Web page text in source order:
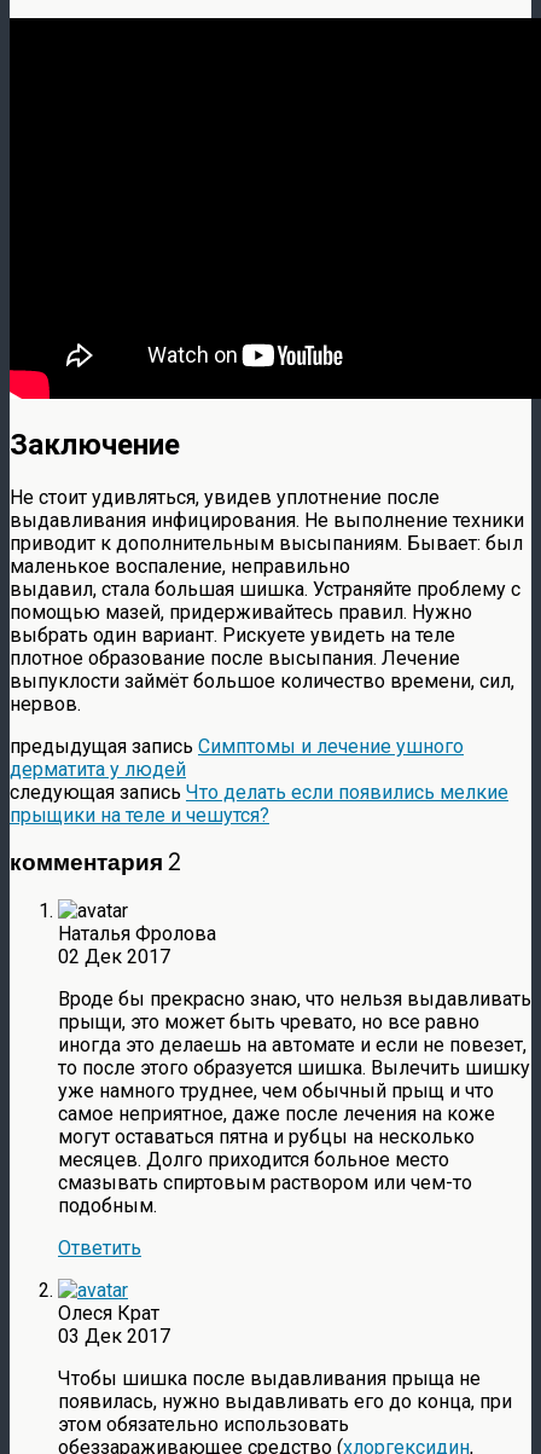
Заключение
Не стоит удивляться, увидев уплотнение после
выдавливания инфицирования. Не выполнение техники
приводит к дополнительным высыпаниям. Бывает: был
маленькое воспаление, неправильно
выдавил, стала большая шишка. Устраняйте проблему с
помощью мазей, придерживайтесь правил. Нужно
выбрать один вариант. Рискуете увидеть на теле
плотное образование после высыпания. Лечение
выпуклости займёт большое количество времени, сил,
нервов.
предыдущая запись Симптомы и лечение ушного
дерматита у людей
следующая запись Что делать если появились мелкие
прыщики на теле и чешутся?
комментария 2
Наталья Фролова
02 Дек 2017
Вроде бы прекрасно знаю, что нельзя выдавливать
прыщи, это может быть чревато, но все равно
иногда это делаешь на автомате и если не повезет,
то после этого образуется шишка. Вылечить шишку
уже намного труднее, чем обычный прыщ и что
самое неприятное, даже после лечения на коже
могут оставаться пятна и рубцы на несколько
месяцев. Долго приходится больное место
смазывать спиртовым раствором или чем-то
подобным.
Ответить
Олеся Крат
03 Дек 2017
Чтобы шишка после выдавливания прыща не
появилась, нужно выдавливать его до конца, при
этом обязательно использовать
обеззараживающее средство (хлоргексидин,